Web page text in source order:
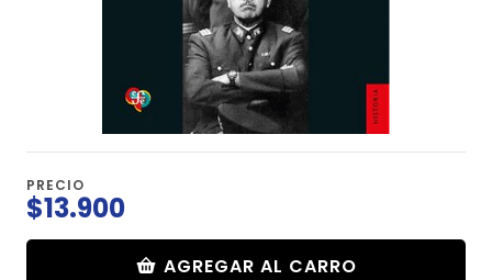
PRECIO
$13.900
AGREGAR AL CARRO